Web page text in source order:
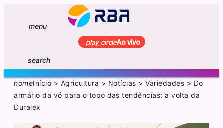
menu
play_circleAo vivo
search
homeInício > Agricultura > Notícias >Variedades > Do
armário da vó para o topo das tendências: a volta da
Duralex